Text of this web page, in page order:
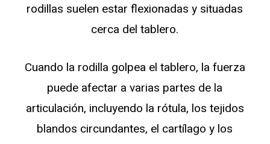
rodillas suelen estar flexionadas y situadas
cerca del tablero.
Cuando la rodilla golpea el tablero, la fuerza
puede afectar a varias partes de la
articulación, incluyendo la rótula, los tejidos
blandos circundantes, el cartílago y los